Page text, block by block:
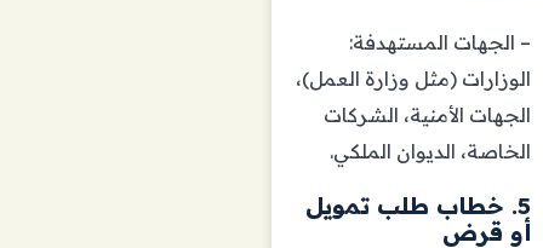
– الجهات المستهدفة:
الوزارات (مثل وزارة العمل)،
الجهات الأمنية، الشركات
الخاصة، الديوان الملكي.
5. خطاب طلب تمويل
أو قرض